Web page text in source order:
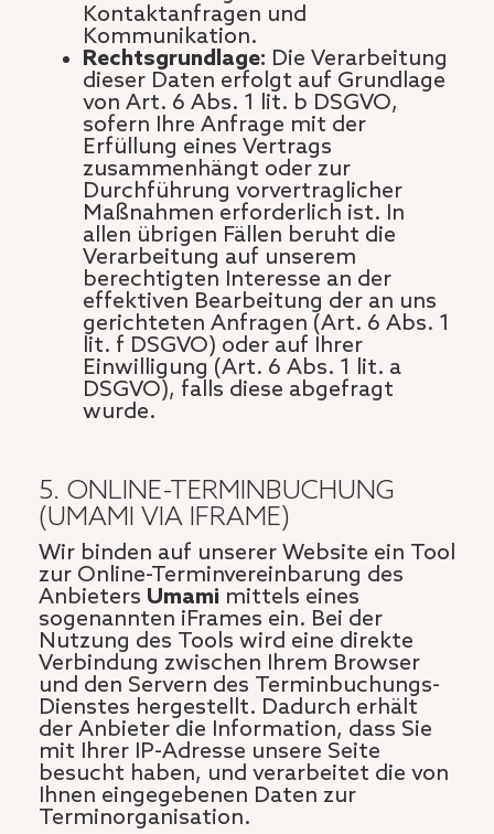
Kontaktanfragen und
Kommunikation.
Rechtsgrundlage: Die Verarbeitung
dieser Daten erfolgt auf Grundlage
von Art. 6 Abs. 1 lit. b DSGVO,
sofern Ihre Anfrage mit der
Erfüllung eines Vertrags
zusammenhängt oder zur
Durchführung vorvertraglicher
Maßnahmen erforderlich ist. In
allen übrigen Fällen beruht die
Verarbeitung auf unserem
berechtigten Interesse an der
effektiven Bearbeitung der an uns
gerichteten Anfragen (Art. 6 Abs. 1
lit. f DSGVO) oder auf Ihrer
Einwilligung (Art. 6 Abs. 1 lit. a
DSGVO), falls diese abgefragt
wurde.
5. ONLINE-TERMINBUCHUNG
(UMAMI VIA IFRAME)
Wir binden auf unserer Website ein Tool
zur Online-Terminvereinbarung des
Anbieters Umami mittels eines
sogenannten iFrames ein. Bei der
Nutzung des Tools wird eine direkte
Verbindung zwischen Ihrem Browser
und den Servern des Terminbuchungs-
Dienstes hergestellt. Dadurch erhält
der Anbieter die Information, dass Sie
mit Ihrer IP-Adresse unsere Seite
besucht haben, und verarbeitet die von
Ihnen eingegebenen Daten zur
Terminorganisation.